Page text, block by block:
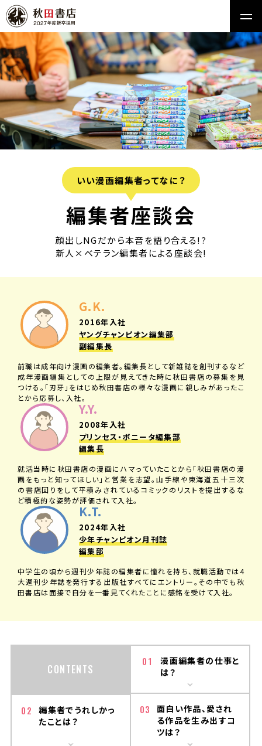
いい漫画編集者ってなに？
編集者座談会
顔出しNGだから本音を語り合える!?
新人×ベテラン編集者による座談会!
G.K.
2016年入社
ヤングチャンピオン編集部
副編集長
前職は成年向け漫画の編集者。編集長として新雑誌を創刊するなど
成年漫画編集としての上限が見えてきた時に秋田書店の募集を見
つける。「刃牙」をはじめ秋田書店の様々な漫画に親しみがあったこ
とから応募し、入社。
Y.Y.
2008年入社
プリンセス・ボニータ編集部
編集長
就活当時に秋田書店の漫画にハマっていたことから「秋田書店の漫
画をもっと知ってほしい」と営業を志望。山手線や東海道五十三次
の書店回りをして平積みされているコミックのリストを提出するな
ど積極的な姿勢が評価されて入社。
K.T.
2024年入社
少年チャンピオン月刊誌
編集部
中学生の頃から週刊少年誌の編集者に憧れを持ち、就職活動では4
大週刊少年誌を発行する出版社すべてにエントリー。その中でも秋
田書店は面接で自分を一番見てくれたことに感銘を受けて入社。
CONTENTS
01
漫画編集者の仕事と
は？
02
編集者でうれしかっ
たことは？
03
面白い作品、愛され
る作品を生み出すコ
ツは？